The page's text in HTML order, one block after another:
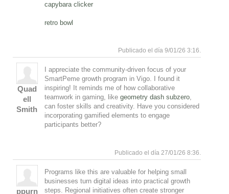
capybara clicker
retro bowl
Publicado el día 9/01/26 3:16.
Quad
ell
Smith
I appreciate the community-driven focus of your
SmartPeme growth program in Vigo. I found it
inspiring! It reminds me of how collaborative
teamwork in gaming, like geometry dash subzero,
can foster skills and creativity. Have you considered
incorporating gamified elements to engage
participants better?
Publicado el día 27/01/26 8:36.
ppurn
Programs like this are valuable for helping small
businesses turn digital ideas into practical growth
steps. Regional initiatives often create stronger